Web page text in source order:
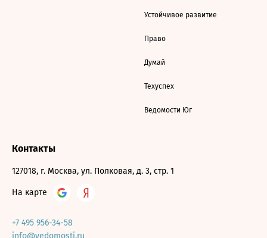
Устойчивое развитие
Право
Думай
Техуспех
Ведомости Юг
Контакты
127018, г. Москва, ул. Полковая, д. 3, стр. 1
На карте
+7 495 956-34-58
info@vedomosti.ru